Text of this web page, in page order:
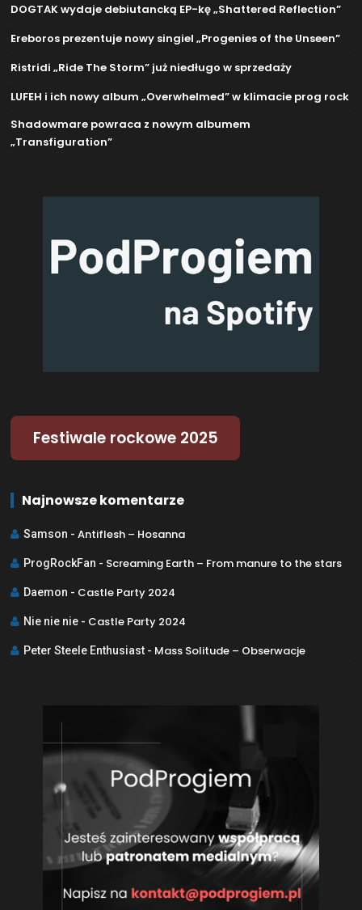
DOGTAK wydaje debiutancką EP-kę „Shattered Reflection”
Ereboros prezentuje nowy singiel „Progenies of the Unseen”
Ristridi „Ride The Storm” już niedługo w sprzedaży
LUFEH i ich nowy album „Overwhelmed” w klimacie prog rock
Shadowmare powraca z nowym albumem
„Transfiguration”
Festiwale rockowe 2025
Najnowsze komentarze
Samson - Antiflesh – Hosanna
ProgRockFan - Screaming Earth – From manure to the stars
Daemon - Castle Party 2024
Nie nie nie - Castle Party 2024
Peter Steele Enthusiast - Mass Solitude – Obserwacje